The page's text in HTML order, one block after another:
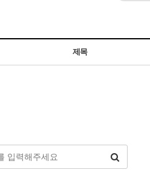
제목